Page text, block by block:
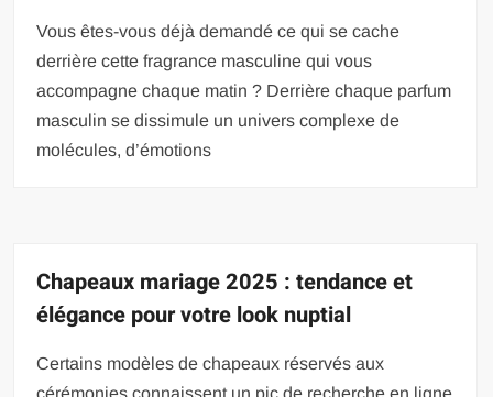
Vous êtes-vous déjà demandé ce qui se cache
derrière cette fragrance masculine qui vous
accompagne chaque matin ? Derrière chaque parfum
masculin se dissimule un univers complexe de
molécules, d’émotions
Chapeaux mariage 2025 : tendance et
élégance pour votre look nuptial
Certains modèles de chapeaux réservés aux
cérémonies connaissent un pic de recherche en ligne